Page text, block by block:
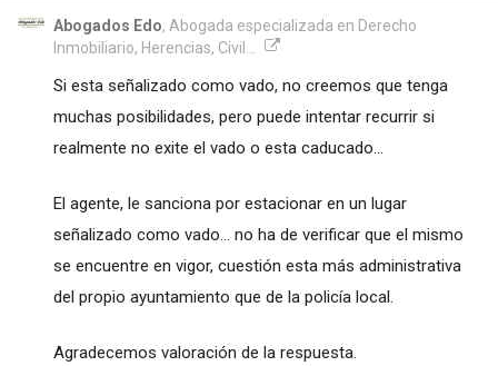
Abogados Edo, Abogada especializada en Derecho
Inmobiliario, Herencias, Civil...
Si esta señalizado como vado, no creemos que tenga
muchas posibilidades, pero puede intentar recurrir si
realmente no exite el vado o esta caducado...
El agente, le sanciona por estacionar en un lugar
señalizado como vado... no ha de verificar que el mismo
se encuentre en vigor, cuestión esta más administrativa
del propio ayuntamiento que de la policía local.
Agradecemos valoración de la respuesta.